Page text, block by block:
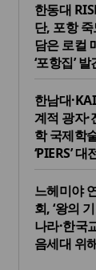
한동대
단, 포항
담은 로컬
‘포항집’ 발
한남대
계적 광자·
학 국제학
‘PIERS’ 대
느헤미야
회, ‘왕의
나라·한국
음세대 위